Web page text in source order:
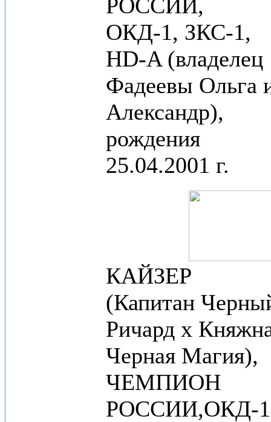
РОССИИ,
ОКД-1, ЗКС-1,
НD-A (владелец
Фадеевы Ольга
Александр),
рождения
25.04.2001 г.
КАЙЗЕР
(Капитан
Ричард х
Черная Магия),
ЧЕМПИОН
РОССИИ,ОКД-